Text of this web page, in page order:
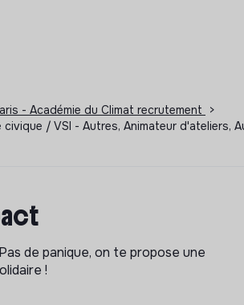
- Académie du Climat recrutement
>
/ VSI - Autres, Animateur d'ateliers,
de panique, on te propose une
!